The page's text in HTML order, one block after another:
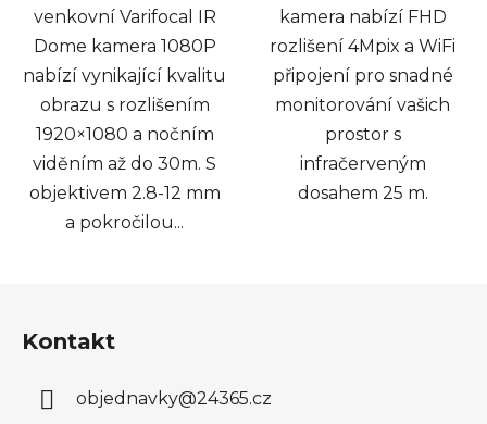
venkovní Varifocal IR
Dome kamera 1080P
nabízí vynikající kvalitu
obrazu s rozlišením
1920×1080 a nočním
viděním až do 30m. S
objektivem 2.8-12 mm
a pokročilou...
kamera nabízí FHD
rozlišení 4Mpix a WiFi
připojení pro snadné
monitorování vašich
prostor s
infračerveným
dosahem 25 m.
Kontakt
objednavky@24365.cz